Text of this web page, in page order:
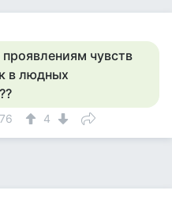
чувств
в людных
4